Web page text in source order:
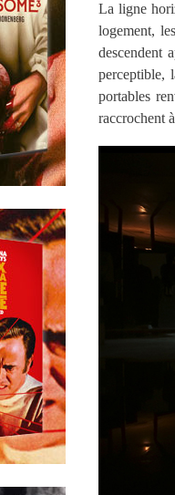
La ligne
logement,
descendent
perceptible,
portables
raccrochent